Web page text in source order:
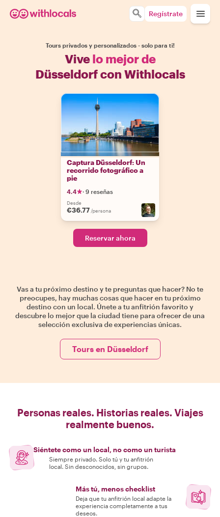
Regístrate
Tours privados y personalizados - solo para ti!
Vive lo mejor de
Düsseldorf con Withlocals
Captura Düsseldorf: Un
recorrido fotográfico a
pie
4.4 · 9 reseñas
Desde
€36.77 /persona
Reservar ahora
Vas a tu próximo destino y te preguntas que hacer? No te
preocupes, hay muchas cosas que hacer en tu próximo
destino con un local. Únete a tu anfitrión favorito y
descubre lo mejor que la ciudad tiene para ofrecer de una
selección exclusiva de experiencias únicas.
Tours en Düsseldorf
Personas reales. Historias reales. Viajes
realmente buenos.
Siéntete como un local, no como un turista
Siempre privado. Solo tú y tu anfitrión
local. Sin desconocidos, sin grupos.
Más tú, menos checklist
Deja que tu anfitrión local adapte la
experiencia completamente a tus
deseos.